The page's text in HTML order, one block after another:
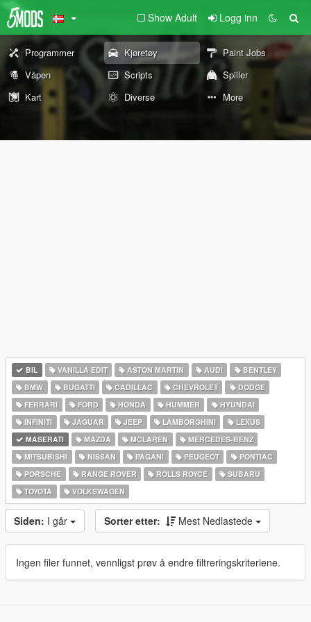
Show Adult Logg inn
Programmer Kjøretøy
Paint Jobs
Våpen
Scripts
Spiller
Kart
Diverse More
BIL VANILLA EDIT ASTON MARTIN AUDI
BENTLEY
BMW
BUGATTI CADILLAC CHEVROLET
DODGE
FERRARI
FORD HONDA HUMMER
HYUNDAI
INFINITI
JAGUAR JEEP LAMBORGHINI
LEXUS
MASERATI
MAZDA MCLAREN
MERCEDES-BENZ
MITSUBISHI
NISSAN PAGANI PEUGEOT
PONTIAC
PORSCHE
RANGE ROVER ROLLS ROYCE
SUBARU
TOYOTA
VOLKSWAGEN
Siden: I går Sorter etter: Mest Nedlastede
Ingen filer funnet, vennligst prøv å endre filtreringskriteriene.